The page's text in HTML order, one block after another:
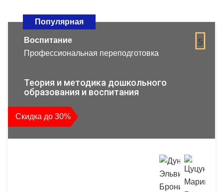
Популярная
5
Воспитание
Профессиональная переподготовка
Теория и методика дошкольного
образования и воспитания
Скидка до 30%